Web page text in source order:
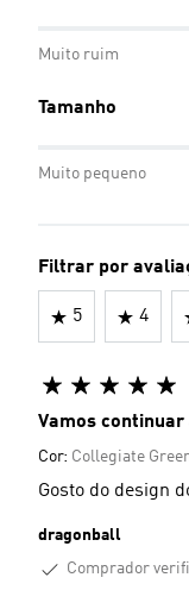
Muito ruim
Tamanho
Muito pequeno
Filtrar por
5 4
Vamos
Cor: Collegiate
Gosto do design
dragonball
Comprador